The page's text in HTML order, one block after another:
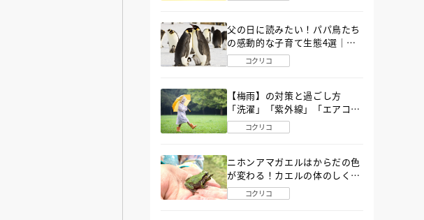
父の日に読みたい！パパ鳥たち
の感動的な子育て生態4選｜図
鑑MOVE
コクリコ
【梅雨】の対策と過ごし方
「洗濯」「紫外線」「エアコ
ン」「ゲリラ豪雨」…〔気象予
報士が完全ガイド〕
コクリコ
ニホンアマガエルはからだの色
が変わる！カエルの体のしくみ
から両生類の特ちょうまで図鑑
MOVEが解説！
コクリコ